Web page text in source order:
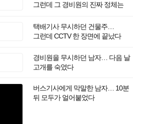
그런데 그 경비원의 진짜 정체는
택배기사 무시하던 건물주…
그런데 CCTV 한 장면에 끝났다
경비원을 무시하던 남자… 다음 날
고개를 숙였다
버스기사에게 막말한 남자… 10분
뒤 모두가 얼어붙었다